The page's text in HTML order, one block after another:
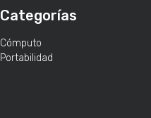
Categorías
Cómputo
Portabilidad